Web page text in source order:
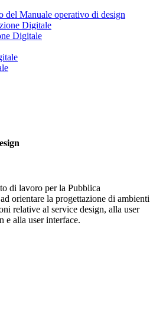
del Manuale operativo di design
Digitale
di lavoro per la Pubblica
orientare la progettazione di ambienti
relative al service design, alla user
e alla user interface.